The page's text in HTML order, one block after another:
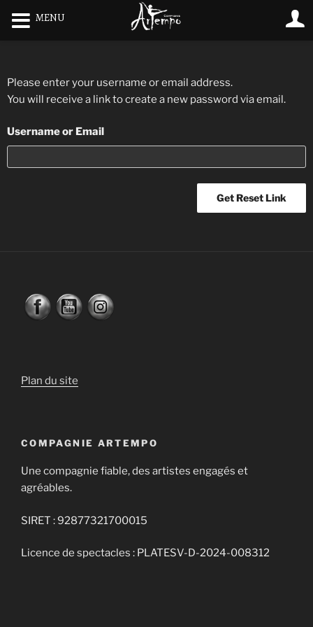
Please enter your username or email address.
You will receive a link to create a new password via email.
Username or Email
Plan du site
COMPAGNIE ARTEMPO
Une compagnie fiable, des artistes engagés et
agréables.
SIRET : 92877321700015
Licence de spectacles : PLATESV-D-2024-008312
MENU